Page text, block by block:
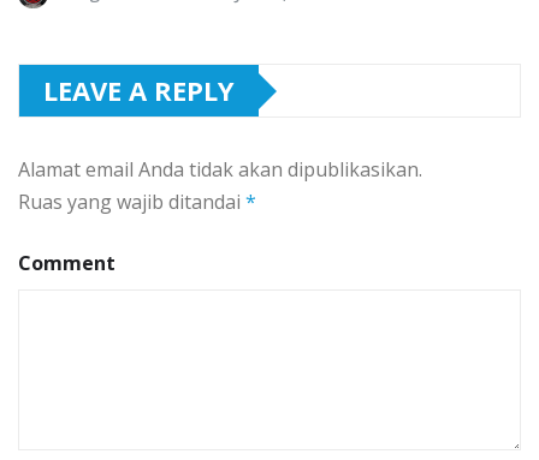
LEAVE A REPLY
Alamat email Anda tidak akan dipublikasikan.
Ruas yang wajib ditandai *
Comment